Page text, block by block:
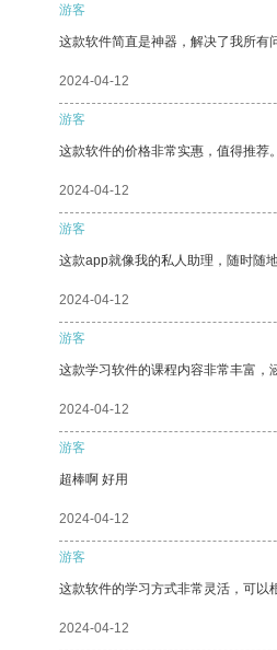
游客
这款软件简直是神器，解决了我所有
2024-04-12
游客
这款软件的价格非常实惠，值得推荐。
2024-04-12
游客
这款app就像我的私人助理，随时随
2024-04-12
游客
这款学习软件的课程内容非常丰富，
2024-04-12
游客
超棒啊 好用
2024-04-12
游客
这款软件的学习方式非常灵活，可以
2024-04-12